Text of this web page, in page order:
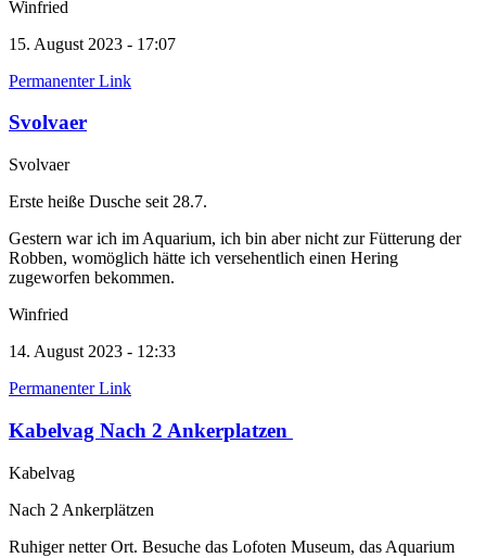
Winfried
15. August 2023 - 17:07
Permanenter Link
Svolvaer
Svolvaer
Erste heiße Dusche seit 28.7.
Gestern war ich im Aquarium, ich bin aber nicht zur Fütterung der
Robben, womöglich hätte ich versehentlich einen Hering
zugeworfen bekommen.
Winfried
14. August 2023 - 12:33
Permanenter Link
Kabelvag Nach 2 Ankerplatzen
Kabelvag
Nach 2 Ankerplätzen
Ruhiger netter Ort. Besuche das Lofoten Museum, das Aquarium